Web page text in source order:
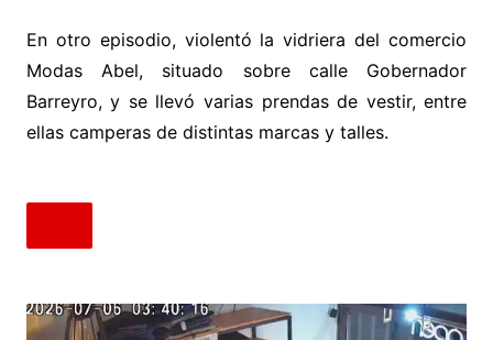
En otro episodio, violentó la vidriera del comercio
Modas Abel, situado sobre calle Gobernador
Barreyro, y se llevó varias prendas de vestir, entre
ellas camperas de distintas marcas y talles.